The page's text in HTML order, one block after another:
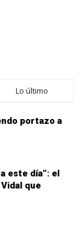
Lo último
portazo a
este día”: el
que